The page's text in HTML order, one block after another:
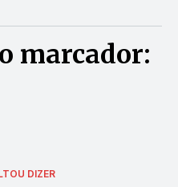
marcador:
DIZER